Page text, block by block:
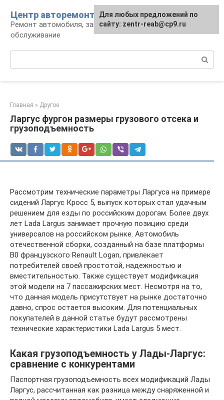
контенту
Центр авторемонта
Ремонт автомобиля, запчасти и
обслуживание
Главная » Другое
Ларгус фургон размеры грузового отсека и
грузоподъемность
Рассмотрим технические параметры Ларгуса на примере
сидений Ларгус Кросс 5, выпуск которых стал удачным
решением для езды по российским дорогам. Более двух
лет Lada Largus занимает прочную позицию среди
универсалов на российском рынке. Автомобиль
отечественной сборки, созданный на базе платформы
B0 французского Renault Logan, привлекает
потребителей своей простотой, надежностью и
вместительностью. Также существует модификация
этой модели на 7 пассажирских мест. Несмотря на то,
что данная модель присутствует на рынке достаточно
давно, спрос остается высоким. Для потенциальных
покупателей в данной статье будут рассмотрены
технические характеристики Lada Largus 5 мест.
Какая грузоподъемность у Лады-Ларгус:
сравнение с конкурентами
Паспортная грузоподъемность всех модификаций Лады
Ларгус, рассчитанная как разница между снаряженной и
Для любых предложений по
сайту: zentr-reab@cp9.ru